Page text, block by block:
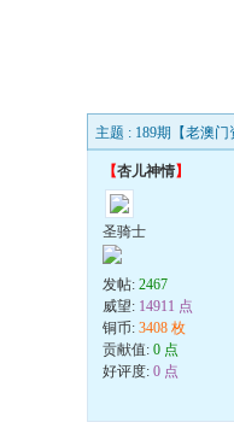
主题 : 189期【老澳
【杏儿神情】
圣骑士
发帖: 2467
威望: 14911 点
铜币: 3408 枚
贡献值: 0 点
好评度: 0 点